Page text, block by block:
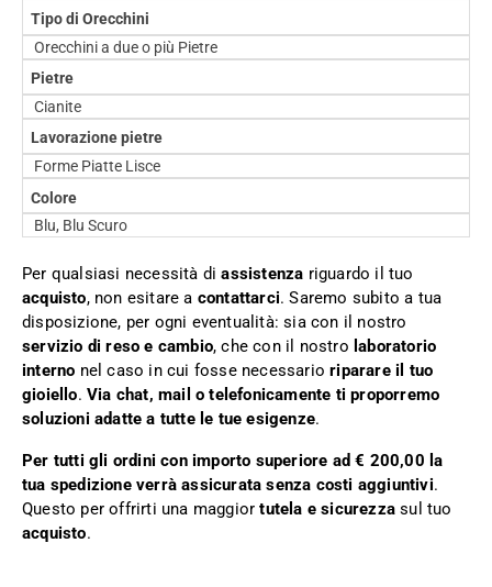
Tipo di Orecchini
Orecchini a due o più Pietre
Pietre
Cianite
Lavorazione pietre
Forme Piatte Lisce
Colore
Blu, Blu Scuro
Per qualsiasi necessità diassistenza riguardo il tuo
acquisto, non esitare a contattarci. Saremo subito a tua
disposizione, per ogni eventualità: sia con il nostro
servizio di reso e cambio, che con il nostro laboratorio
interno nel caso in cui fosse necessarioriparare il tuo
gioiello.Via chat, mail o telefonicamente ti proporremo
soluzioni adatte a tutte le tue esigenze.
Per tutti gli ordini con importo superiore ad € 200,00 la
tua spedizione verrà assicurata senza costi aggiuntivi.
Questo per offrirti una maggiortutela e sicurezza sul tuo
acquisto.